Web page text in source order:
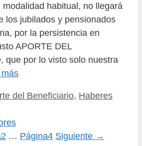
habitual, no llegará
los jubilados y pensionados
por la persistencia en
APORTE DEL
que por lo visto solo nuestra
del Beneficiario, Haberes
2 … Página4 Siguiente →